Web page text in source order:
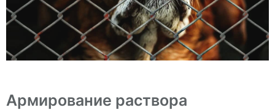
Армирование раствора